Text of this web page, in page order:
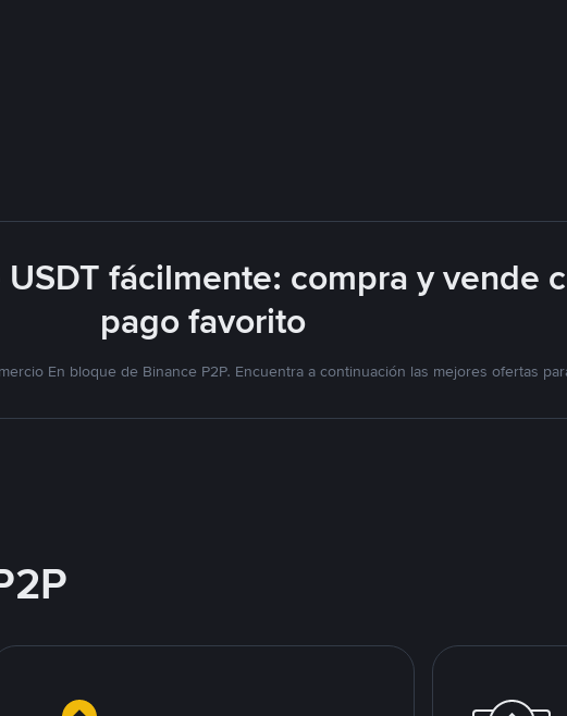
fácilmente: compra y vende
pago favorito
En bloque de Binance P2P. Encuentra a continuación las mejores ofertas